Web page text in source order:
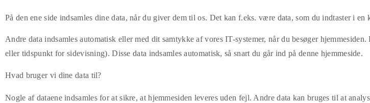
På den ene side indsamles dine data, når du giver dem til os. Det kan f.eks. være data, som du indtaster i en
Andre data indsamles automatisk eller med dit samtykke af vores IT-systemer, når du besøger
eller tidspunkt for sidevisning). Disse data indsamles automatisk, så snart du går ind på denne hjemmeside.
Hvad bruger vi dine data til?
Nogle af dataene indsamles for at sikre, at hjemmesiden leveres uden fejl. Andre data kan bruges til at